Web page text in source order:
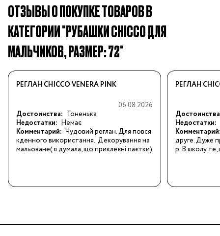
ОТЗЫВЫ О ПОКУПКЕ ТОВАРОВ В
КАТЕГОРИИ "РУБАШКИ CHICCO ДЛЯ
МАЛЬЧИКОВ, РАЗМЕР: 72"
РЕГЛАН CHICCO VENERA PINK
06.08.2026
Достоинства: Тоненька
Недостатки: Немає
Комментарий: Чудовий реглан. Для повся
кденного використання.  Декорування на
мальоване( я думала, що приклеєні паєтки)
РЕГЛАН
Недостатки:
друге. Дуже
р. В школу